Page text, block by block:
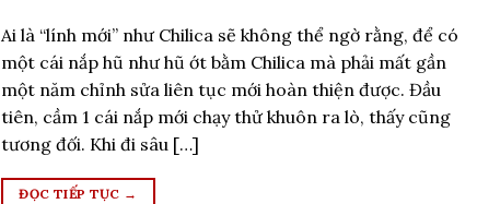
Ai là “lính mới” như Chilica sẽ không thể ngờ rằng, để có
một cái nắp hũ như hũ ớt bằm Chilica mà phải mất gần
một năm chỉnh sửa liên tục mới hoàn thiện được. Đầu
tiên, cầm 1 cái nắp mới chạy thử khuôn ra lò, thấy cũng
tương đối. Khi đi sâu […]
ĐỌC TIẾP TỤC →